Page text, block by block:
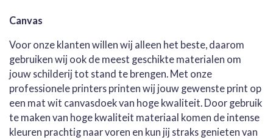
Canvas
Voor onze klanten willen wij alleen het beste, daarom
gebruiken wij ook de meest geschikte materialen om
jouw schilderij tot stand te brengen. Met onze
professionele printers printen wij jouw gewenste print op
een mat wit canvasdoek van hoge kwaliteit. Door gebruik
te maken van hoge kwaliteit materiaal komen de intense
kleuren prachtig naar voren en kun jij straks genieten van